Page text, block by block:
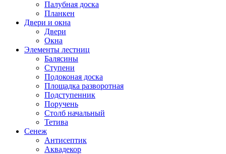
Палубная доска
Планкен
Двери и окна
Двери
Окна
Элементы лестниц
Балясины
Ступени
Подоконая доска
Площадка разворотная
Подступенник
Поручень
Столб начальный
Тетива
Сенеж
Антисептик
Аквадекор